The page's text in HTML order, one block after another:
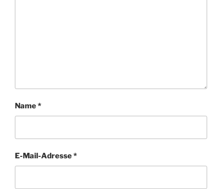
Name*
E-Mail-Adresse*